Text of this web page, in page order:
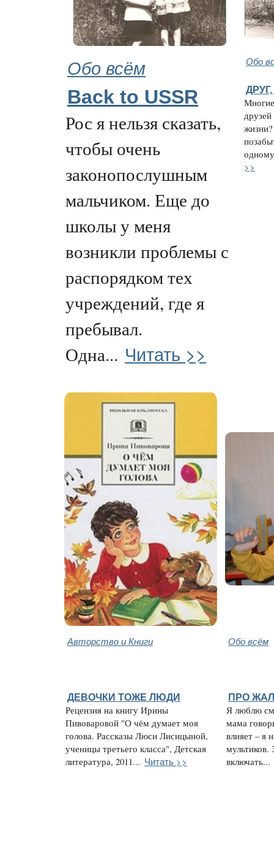
Обо всём Обо
Back to USSR
Рос я нельзя сказать,
чтобы очень
законопослушным
мальчиком. Еще до
школы у меня
возникли проблемы с
распорядком тех
учреждений, где я
пребывал.
Одна... Читать >>
>>
Авторство и Книги Обо всём
ДЕВОЧКИ ТОЖЕ ЛЮДИ
Рецензия на книгу Ирины
Пивоваровой "О чём думает моя
голова. Рассказы Люси Лисицыной,
ученицы третьего класса", Детская
литература, 2011... Читать >>
ПРО
Я люблю
мама
влияет – я
мультиков.
включать...